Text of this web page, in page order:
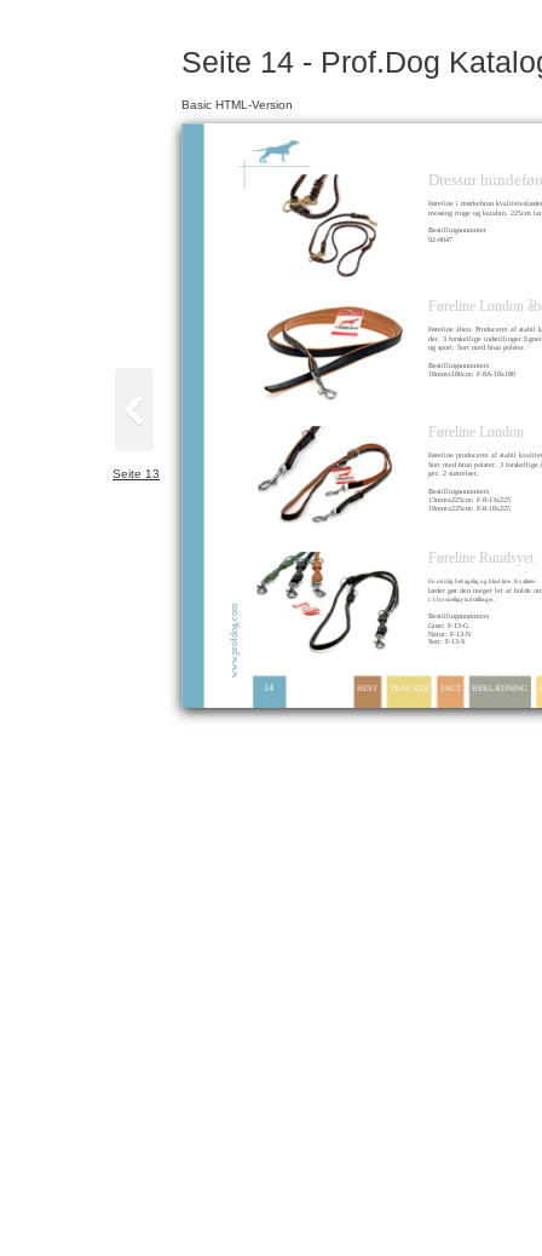
Seite 14 - Prof.Dog
Basic HTML-Version
Dressur
Føreline i mørkebrun
messing ringe og karabin. 225cm
Bestillingsnummer
92-0047
Føreline London
Føreline åben. Produceret af stabil
der. 3 forskellige
og sport. Sort med brun polster.
Bestillingsnummers
18mmx180cm: F-8A-18x180
Føreline London
Føreline produceret af stabil
Sort med brun polster. 3 forskellige
ger. 2 størrelser.
Bestillingsnummers
13mmx225cm: F-8-13x225
18mmx225cm: F-8-18x225
Føreline Rundsyet
En utrolig behagelig og blød line . Kvalitets-
læder gør den meget let at holde
i. 3 forskellige indstillinger.
Bestillingsnummers
Grøn: F-13-G
Natur: F-13-N
Sort: F-13-S
BEKLÆDNING
JAGT
TRACKER
HEST
14
ww
w.profdog.com
Seite 13